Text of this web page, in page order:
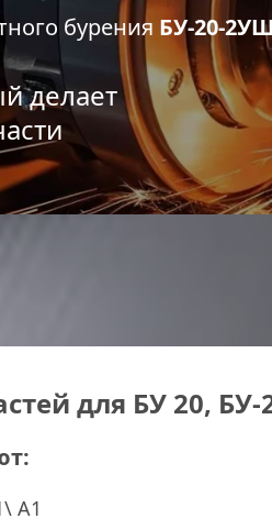
бурения БУ-20-
делает
для БУ 20,
А1